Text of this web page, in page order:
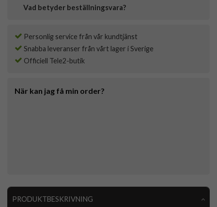
Vad betyder beställningsvara?
Personlig service från vår kundtjänst
Snabba leveranser från vårt lager i Sverige
Officiell Tele2-butik
När kan jag få min order?
PRODUKTBESKRIVNING